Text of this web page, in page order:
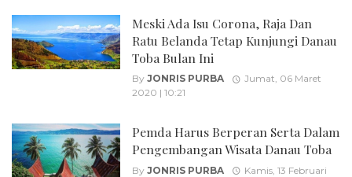
Meski Ada Isu Corona, Raja Dan
Ratu Belanda Tetap Kunjungi Danau
Toba Bulan Ini
By JONRIS PURBA
Jumat, 06 Maret
2020 | 10:21
Pemda Harus Berperan Serta Dalam
Pengembangan Wisata Danau Toba
By JONRIS PURBA
Kamis, 13 Februari